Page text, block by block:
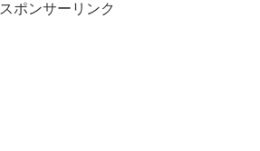
スポンサーリンク